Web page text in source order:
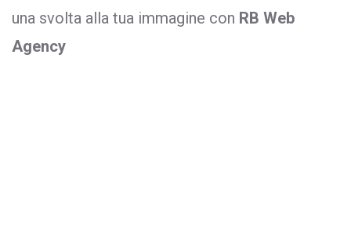
una svolta alla tua immagine con RB Web
Agency